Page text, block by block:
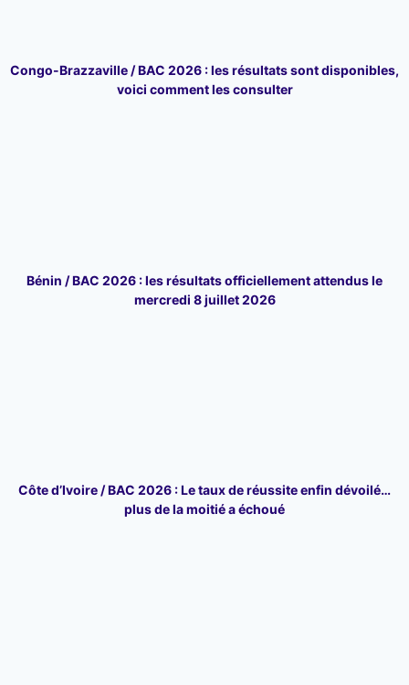
Congo-Brazzaville / BAC 2026 : les résultats sont disponibles,
voici comment les consulter
Bénin / BAC 2026 : les résultats officiellement attendus le
mercredi 8 juillet 2026
Côte d’Ivoire / BAC 2026 : Le taux de réussite enfin dévoilé…
plus de la moitié a échoué